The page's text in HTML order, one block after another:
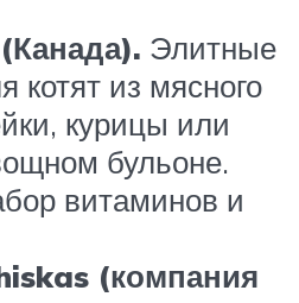
(Канада). Элитные
котят из мясного
курицы или
бульоне.
витаминов и
(компания